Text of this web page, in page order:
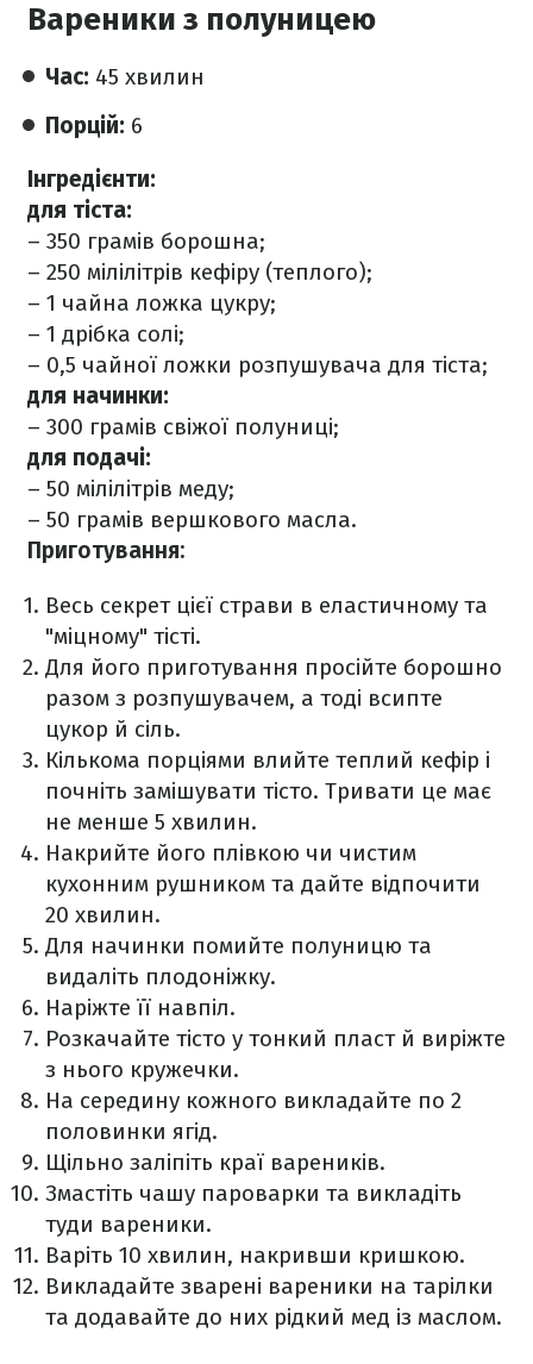
Вареники з полуницею
Час: 45 хвилин
Порцій: 6
Інгредієнти:
для тіста:
– 350 грамів борошна;
– 250 мілілітрів кефіру (теплого);
– 1 чайна ложка цукру;
– 1 дрібка солі;
– 0,5 чайної ложки розпушувача для тіста;
для начинки:
– 300 грамів свіжої полуниці;
для подачі:
– 50 мілілітрів меду;
– 50 грамів вершкового масла.
Приготування:
Весь секрет цієї страви в еластичному та
"міцному" тісті.
Для його приготування просійте борошно
разом з розпушувачем, а тоді всипте
цукор й сіль.
Кількома порціями влийте теплий кефір і
почніть замішувати тісто. Тривати це має
не менше 5 хвилин.
Накрийте його плівкою чи чистим
кухонним рушником та дайте відпочити
20 хвилин.
Для начинки помийте полуницю та
видаліть плодоніжку.
Наріжте її навпіл.
Розкачайте тісто у тонкий пласт й виріжте
з нього кружечки.
На середину кожного викладайте по 2
половинки ягід.
Щільно заліпіть краї вареників.
Змастіть чашу пароварки та викладіть
туди вареники.
Варіть 10 хвилин, накривши кришкою.
Викладайте зварені вареники на тарілки
та додавайте до них рідкий мед із маслом.